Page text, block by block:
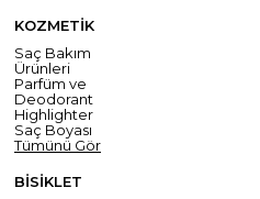
KOZMETİK
Saç Bakım
Ürünleri
Parfüm ve
Deodorant
Highlighter
Saç Boyası
Tümünü Gör
BİSİKLET